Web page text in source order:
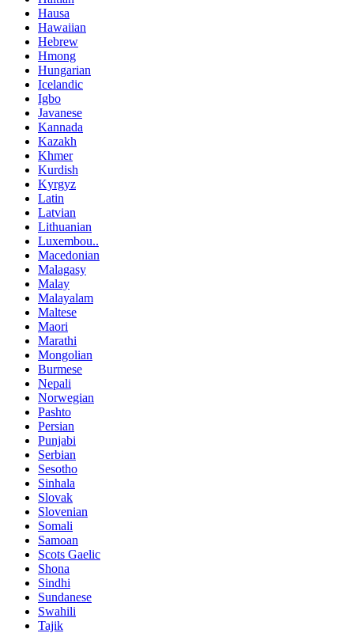
Hausa
Hawaiian
Hebrew
Hmong
Hungarian
Icelandic
Igbo
Javanese
Kannada
Kazakh
Khmer
Kurdish
Kyrgyz
Latin
Latvian
Lithuanian
Luxembou..
Macedonian
Malagasy
Malay
Malayalam
Maltese
Maori
Marathi
Mongolian
Burmese
Nepali
Norwegian
Pashto
Persian
Punjabi
Serbian
Sesotho
Sinhala
Slovak
Slovenian
Somali
Samoan
Scots Gaelic
Shona
Sindhi
Sundanese
Swahili
Tajik